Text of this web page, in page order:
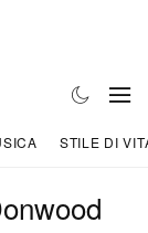
STILE DI